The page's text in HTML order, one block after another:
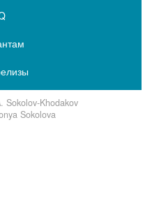
Sokolov-Khodakov
Sokolova